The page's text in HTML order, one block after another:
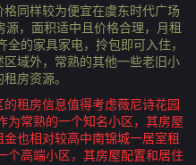
同样较为便宜在虞东时代广场
，面积适中且价格合理，月租
的家具家电，拎包即可入住，
域外，常熟的其他一些老旧小
房资源。
租房信息值得考虑薇尼诗花园
为常熟的一个知名小区，其房屋
也相对较高中南锦城一居室租
个高端小区，其房屋配置和居住